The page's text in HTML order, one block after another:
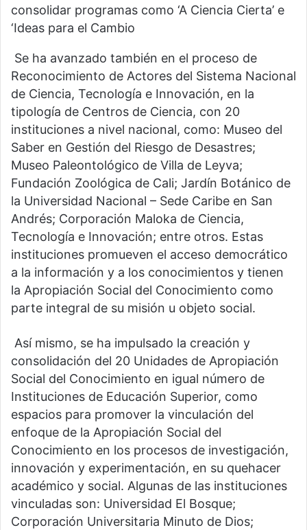
consolidar programas como ‘A Ciencia Cierta’ e
‘Ideas para el Cambio
Se ha avanzado también en el proceso de
Reconocimiento de Actores del Sistema Nacional
de Ciencia, Tecnología e Innovación, en la
tipología de Centros de Ciencia, con 20
instituciones a nivel nacional, como: Museo del
Saber en Gestión del Riesgo de Desastres;
Museo Paleontológico de Villa de Leyva;
Fundación Zoológica de Cali; Jardín Botánico de
la Universidad Nacional – Sede Caribe en San
Andrés; Corporación Maloka de Ciencia,
Tecnología e Innovación; entre otros. Estas
instituciones promueven el acceso democrático
a la información y a los conocimientos y tienen
la Apropiación Social del Conocimiento como
parte integral de su misión u objeto social.
Así mismo, se ha impulsado la creación y
consolidación del 20 Unidades de Apropiación
Social del Conocimiento en igual número de
Instituciones de Educación Superior, como
espacios para promover la vinculación del
enfoque de la Apropiación Social del
Conocimiento en los procesos de investigación,
innovación y experimentación, en su quehacer
académico y social. Algunas de las instituciones
vinculadas son: Universidad El Bosque;
Corporación Universitaria Minuto de Dios;